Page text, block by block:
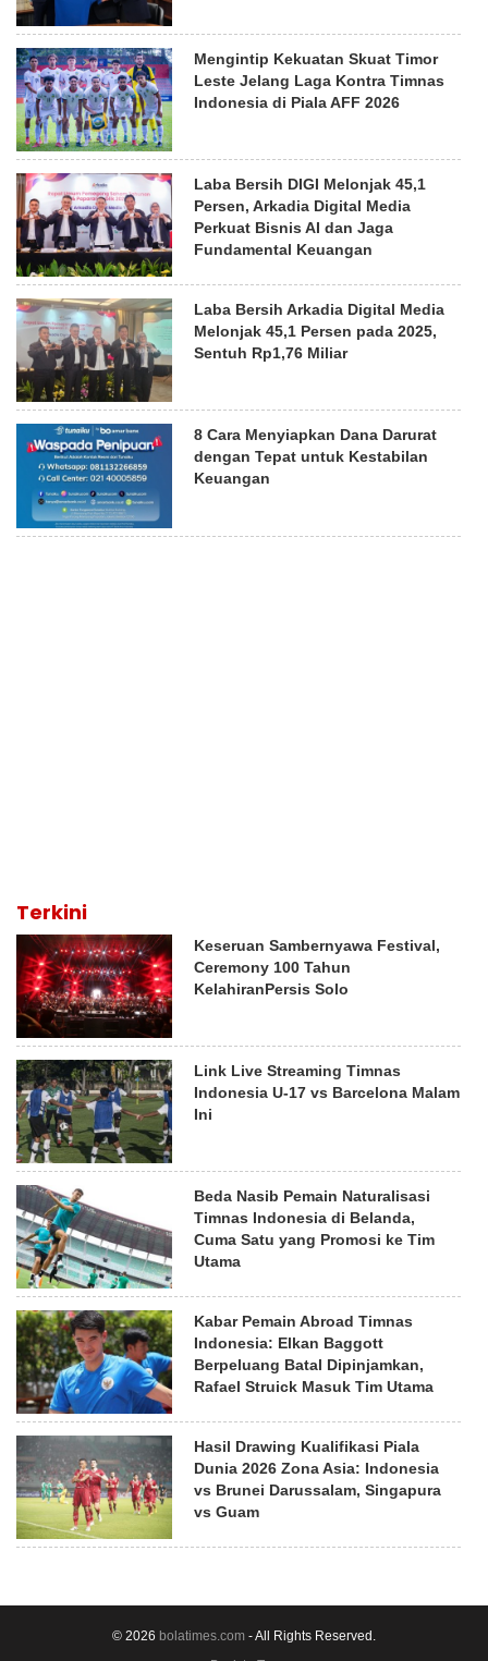
Mengintip Kekuatan Skuat Timor
Leste Jelang Laga Kontra Timnas
Indonesia di Piala AFF 2026
Laba Bersih DIGI Melonjak 45,1
Persen, Arkadia Digital Media
Perkuat Bisnis AI dan Jaga
Fundamental Keuangan
Laba Bersih Arkadia Digital Media
Melonjak 45,1 Persen pada 2025,
Sentuh Rp1,76 Miliar
8 Cara Menyiapkan Dana Darurat
dengan Tepat untuk Kestabilan
Keuangan
Terkini
Keseruan Sambernyawa Festival,
Ceremony 100 Tahun
KelahiranPersis Solo
Link Live Streaming Timnas
Indonesia U-17 vs Barcelona Malam
Ini
Beda Nasib Pemain Naturalisasi
Timnas Indonesia di Belanda,
Cuma Satu yang Promosi ke Tim
Utama
Kabar Pemain Abroad Timnas
Indonesia: Elkan Baggott
Berpeluang Batal Dipinjamkan,
Rafael Struick Masuk Tim Utama
Hasil Drawing Kualifikasi Piala
Dunia 2026 Zona Asia: Indonesia
vs Brunei Darussalam, Singapura
vs Guam
© 2026 bolatimes.com - All Rights Reserved.